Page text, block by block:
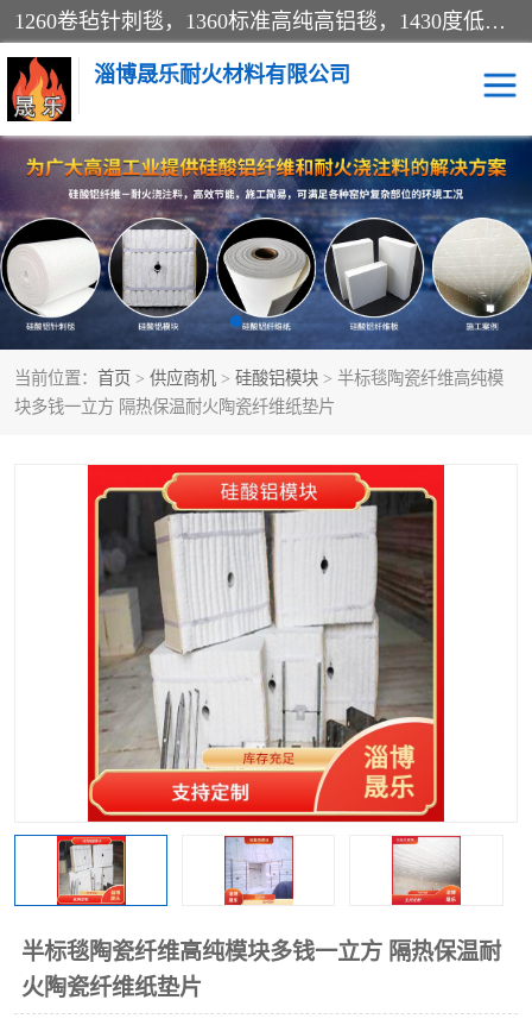
1260卷毡针刺毯，1360标准高纯高铝毯，1430度低锆锆铝含锆毯，普通挡渣棉卷毡，防火纸、挡火板、隔热垫片模块、棉块、折叠块、散棉高温固化剂价格规格密度多少钱图片视频立方平米参数指标
淄博晟乐耐火材料有限公司
当前位置： 首页 > 供应商机 > 硅酸铝模块 > 半标毯陶瓷纤维高纯模
块多钱一立方 隔热保温耐火陶瓷纤维纸垫片
半标毯陶瓷纤维高纯模块多钱一立方 隔热保温耐
火陶瓷纤维纸垫片
硅酸铝挡渣棉 硅酸铝纤维纸
硅酸铝挡火板 高铝毯
含锆毯 硅酸铝折叠块
硅酸铝散棉 硅酸铝纤维毯
硅酸铝纤维毡 硅酸铝模块
硅酸铝保温棉 硅酸铝板